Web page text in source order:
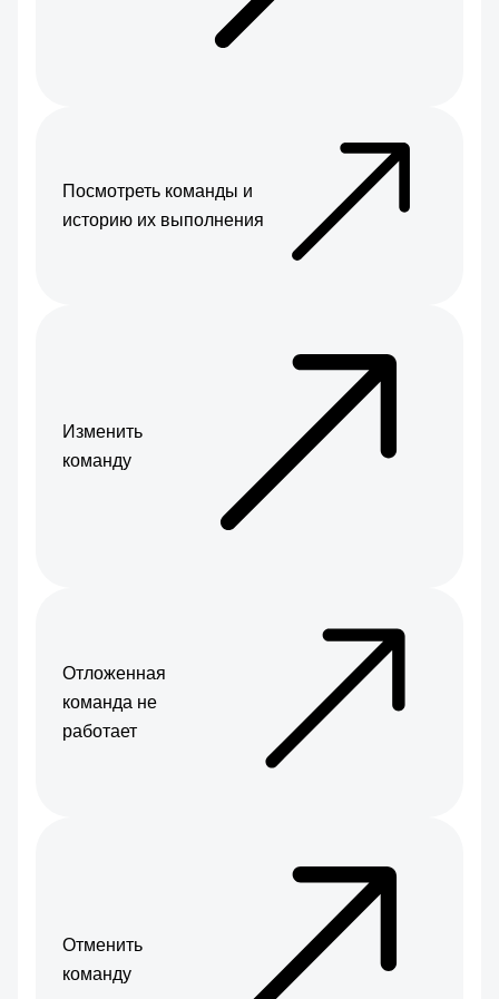
Посмотреть команды и
историю их выполнения
Изменить
команду
Отложенная
команда не
работает
Отменить
команду